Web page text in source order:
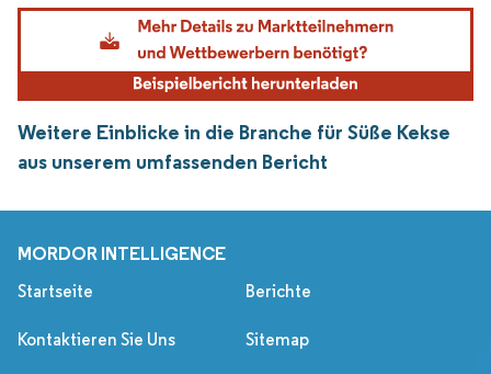
Weitere Einblicke in die Branche für Süße Kekse
aus unserem umfassenden Bericht
MORDOR INTELLIGENCE
Startseite Berichte
Kontaktieren Sie Uns Sitemap